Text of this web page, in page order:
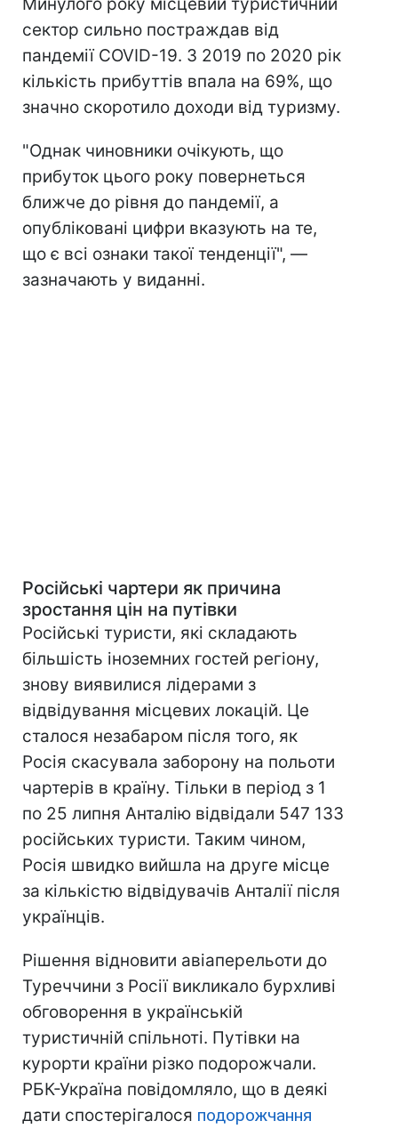
сектор сильно постраждав від
пандемії COVID-19. З 2019 по 2020 рік
кількість прибуттів впала на 69%, що
значно скоротило доходи від туризму.
"Однак чиновники очікують, що
прибуток цього року повернеться
ближче до рівня до пандемії, а
опубліковані цифри вказують на те,
що є всі ознаки такої тенденції", —
зазначають у виданні.
Російські чартери як причина
зростання цін на путівки
Російські туристи, які складають
більшість іноземних гостей регіону,
знову виявилися лідерами з
відвідування місцевих локацій. Це
сталося незабаром після того, як
Росія скасувала заборону на польоти
чартерів в країну. Тільки в період з 1
по 25 липня Анталію відвідали 547 133
російських туристи. Таким чином,
Росія швидко вийшла на друге місце
за кількістю відвідувачів Анталії після
українців.
Рішення відновити авіаперельоти до
Туреччини з Росії викликало бурхливі
обговорення в українській
туристичній спільноті. Путівки на
курорти країни різко подорожчали.
РБК-Україна повідомляло, що в деякі
дати спостерігалося подорожчання